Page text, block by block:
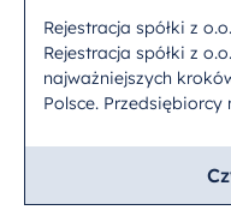
Rejestracja spółki z
Rejestracja spółki z
najważniejszych
Polsce.